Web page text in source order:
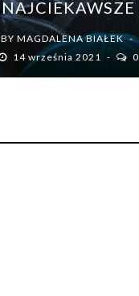
NAJCIEKAWSZE
BY MAGDALENA BIAŁEK
14 września 2021
0